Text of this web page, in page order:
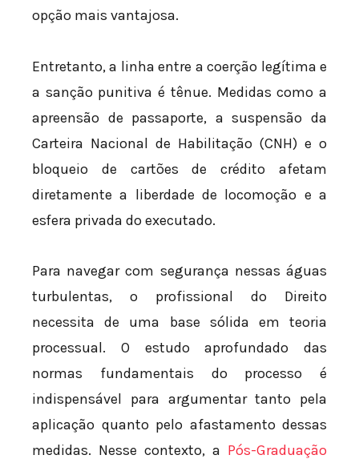
opção mais vantajosa.
Entretanto, a linha entre a coerção legítima e
a sanção punitiva é tênue. Medidas como a
apreensão de passaporte, a suspensão da
Carteira Nacional de Habilitação (CNH) e o
bloqueio de cartões de crédito afetam
diretamente a liberdade de locomoção e a
esfera privada do executado.
Para navegar com segurança nessas águas
turbulentas, o profissional do Direito
necessita de uma base sólida em teoria
processual. O estudo aprofundado das
normas fundamentais do processo é
indispensável para argumentar tanto pela
aplicação quanto pelo afastamento dessas
medidas. Nesse contexto, a Pós-Graduação